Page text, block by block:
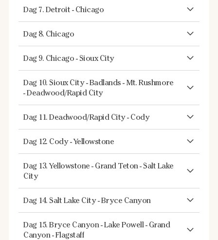
Dag 7. Detroit - Chicago
Dag 8. Chicago
Dag 9. Chicago - Sioux City
Dag 10. Sioux City - Badlands - Mt. Rushmore
- Deadwood/Rapid City
Dag 11. Deadwood/Rapid City - Cody
Dag 12. Cody - Yellowstone
Dag 13. Yellowstone - Grand Teton - Salt Lake
City
Dag 14. Salt Lake City - Bryce Canyon
Dag 15. Bryce Canyon - Lake Powell - Grand
Canyon - Flagstaff